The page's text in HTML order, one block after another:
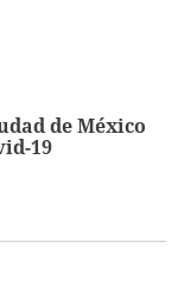
de México
19